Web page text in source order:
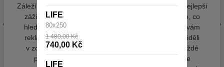
LIFE
80x250
1 480,00 Kč
740,00 Kč
LIFE
Záleží nám na tom, aby pro vás nakupování bylo co nejlepší
zážitkem. Abyste na našich stránkách rychle našli to, co
hledáte, ušetřili spoustu klikání a nezobrazovaly se vám
reklamy na věci, které vás nezajímají. Abyste web viděli
v zobrazení na které jste zvyklí a nemuseli se pokaždé
přihlašovat. Proto od vás potřebujeme souhlas se